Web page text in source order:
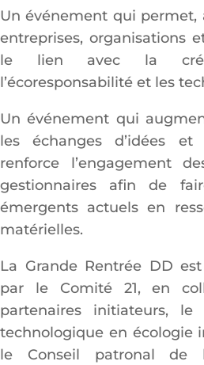
Un événement qui permet,
entreprises, organisations
le lien avec la
l’écoresponsabilité et les
Un événement qui
les échanges d’idées et
renforce l’engagement
gestionnaires afin de
émergents actuels en
matérielles.
La Grande Rentrée DD
par le Comité 21, en
partenaires initiateurs,
technologique en écologie
le Conseil patronal de